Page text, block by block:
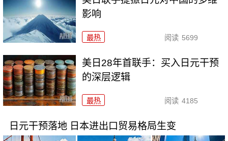
影响
最热 阅读 5699
美日28年首联手：买入日元干预
的深层逻辑
最热 阅读 4185
日元干预落地 日本进出口贸易格局生变